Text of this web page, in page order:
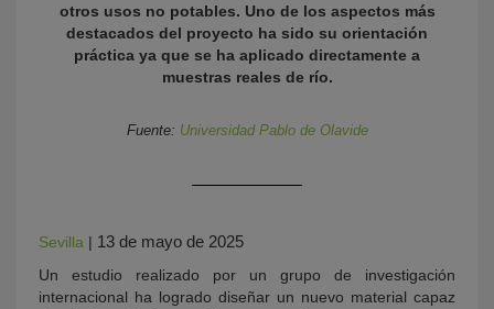
otros usos no potables. Uno de los aspectos más
destacados del proyecto ha sido su orientación
práctica ya que se ha aplicado directamente a
muestras reales de río.
Fuente: Universidad Pablo de Olavide
Sevilla | 13 de mayo de 2025
Un estudio realizado por un grupo de investigación
internacional ha logrado diseñar un nuevo material capaz